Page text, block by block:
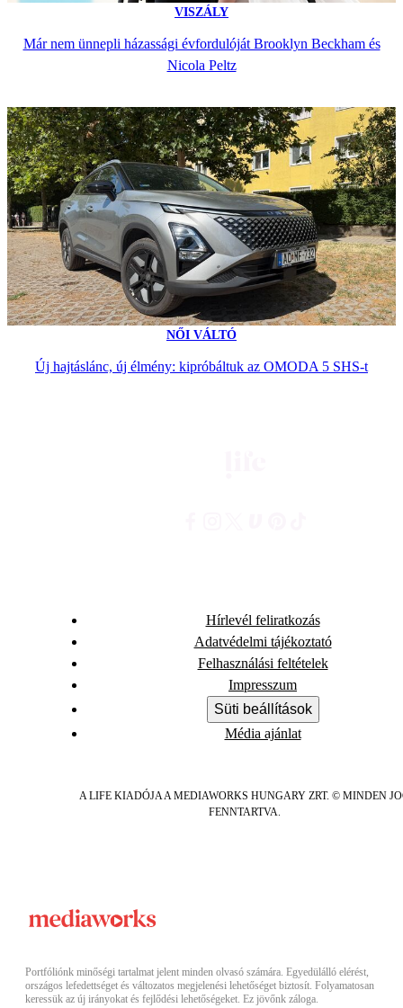
VISZÁLY
Már nem ünnepli házassági évfordulóját Brooklyn Beckham és
Nicola Peltz
NŐI VÁLTÓ
Új hajtáslánc, új élmény: kipróbáltuk az OMODA 5 SHS-t
Hírlevél feliratkozás
Adatvédelmi tájékoztató
Felhasználási feltételek
Impresszum
Süti beállítások
Média ajánlat
A LIFE KIADÓJA A MEDIAWORKS HUNGARY ZRT. © MINDEN
FENNTARTVA.
Portfóliónk minőségi tartalmat jelent minden olvasó számára. Egyedülálló elérést,
országos lefedettséget és változatos megjelenési lehetőséget biztosít. Folyamatosan
keressük az új irányokat és fejlődési lehetőségeket. Ez jövőnk záloga.